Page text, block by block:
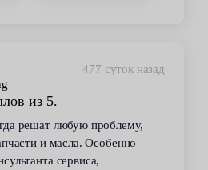
477 суток назад
из 5.
решат любую проблему,
и масла. Особенно
сервиса,